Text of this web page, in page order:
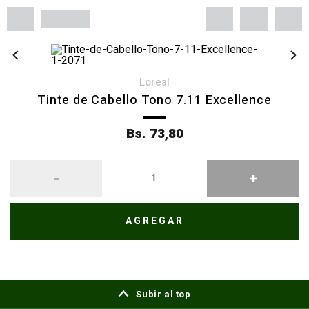
loreal
Tinte de Cabello Tono 7.11 Excellence
Bs. 73,80
AGREGAR
Subir al top